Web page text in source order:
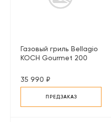
Газовый гриль Bellagio
KOCH Gourmet 200
35 990 ₽
ПРЕДЗАКАЗ